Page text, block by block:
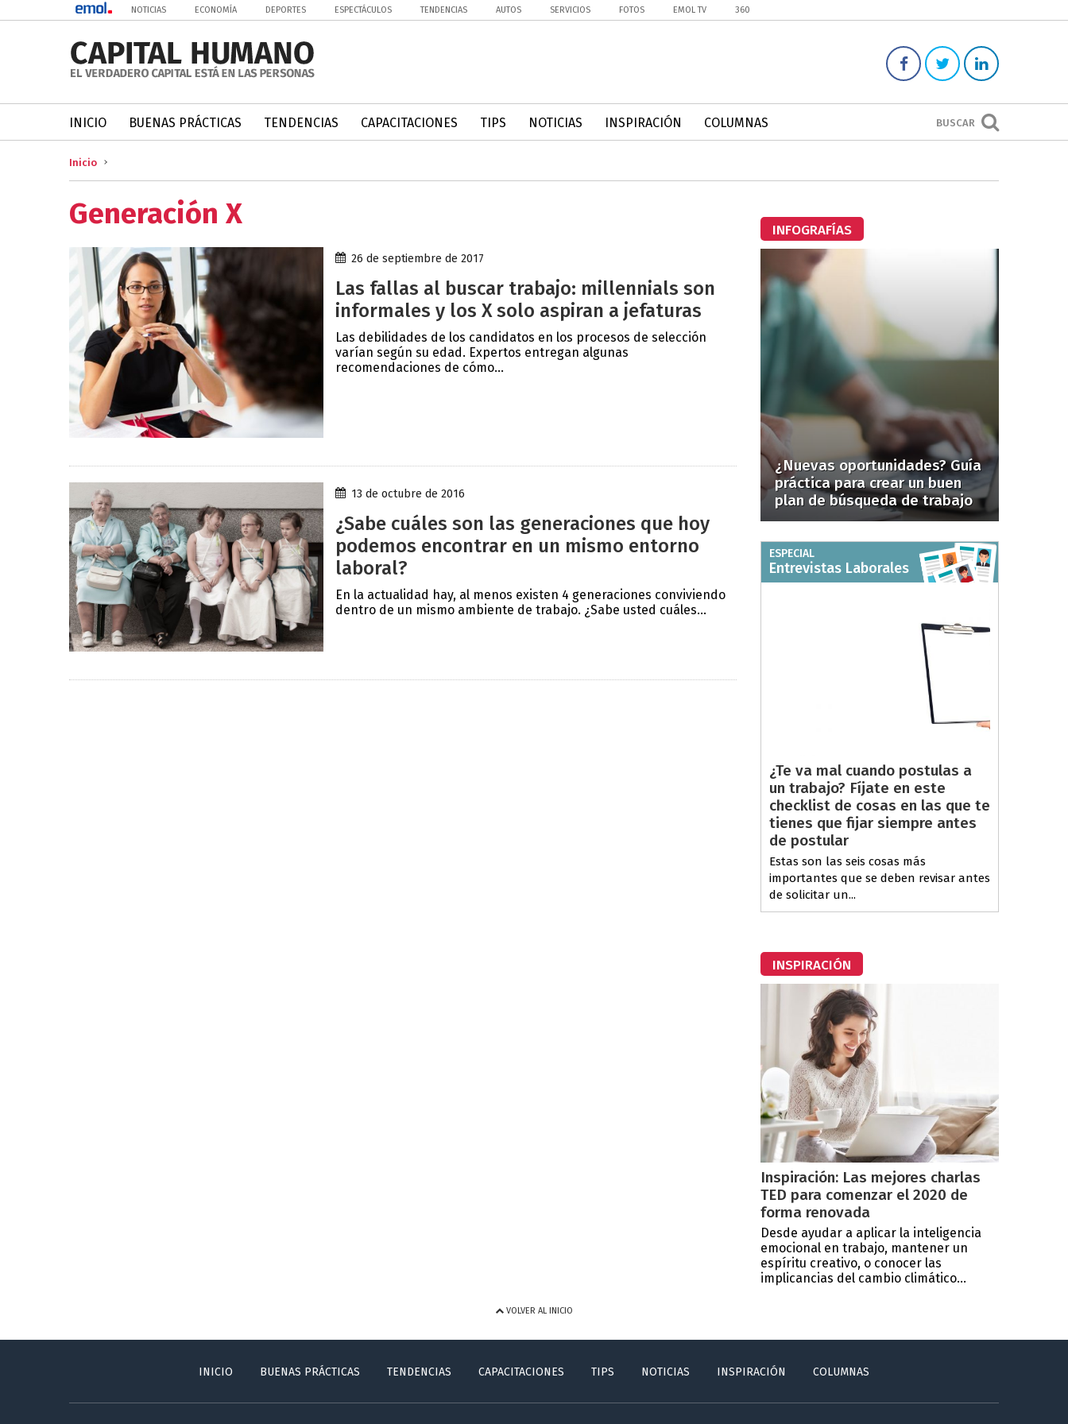
NOTICIAS ECONOMÍA DEPORTES ESPECTÁCULOS TENDENCIAS AUTOS SERVICIOS FOTOS EMOL TV 360
BUSCAR
INICIO BUENAS PRÁCTICAS TENDENCIAS CAPACITACIONES TIPS NOTICIAS INSPIRACIÓN COLUMNAS
Inicio
Generación X
26 de septiembre de 2017
Las fallas al buscar trabajo: millennials son
informales y los X solo aspiran a jefaturas
Las debilidades de los candidatos en los procesos de selección
varían según su edad. Expertos entregan algunas
recomendaciones de cómo...
13 de octubre de 2016
¿Sabe cuáles son las generaciones que hoy
podemos encontrar en un mismo entorno
laboral?
En la actualidad hay, al menos existen 4 generaciones conviviendo
dentro de un mismo ambiente de trabajo. ¿Sabe usted cuáles...
INFOGRAFÍAS
¿Nuevas oportunidades? Guía
práctica para crear un buen
plan de búsqueda de trabajo
ESPECIAL
Entrevistas Laborales
¿Te va mal cuando postulas a
un trabajo? Fíjate en este
checklist de cosas en las que te
tienes que fijar siempre antes
de postular
Estas son las seis cosas más
importantes que se deben revisar antes
de solicitar un...
INSPIRACIÓN
Inspiración: Las mejores charlas
TED para comenzar el 2020 de
forma renovada
Desde ayudar a aplicar la inteligencia
emocional en trabajo, mantener un
espíritu creativo, o conocer las
implicancias del cambio climático...
VOLVER AL INICIO
INICIO BUENAS PRÁCTICAS TENDENCIAS CAPACITACIONES TIPS NOTICIAS INSPIRACIÓN COLUMNAS